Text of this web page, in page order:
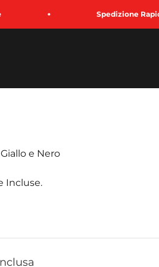
Spedizione Rapida & Gratuita
e Nero
Incluse.